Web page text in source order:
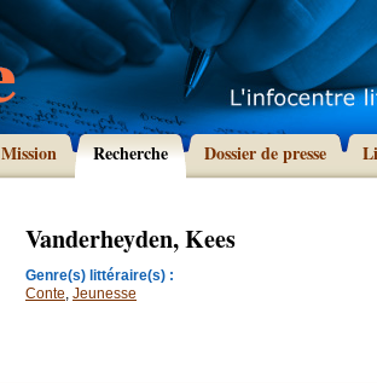
Mission Recherche Dossier de presse
Vanderheyden, Kees
Genre(s) littéraire(s) :
Conte, Jeunesse